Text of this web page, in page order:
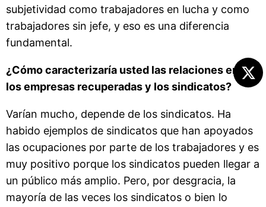
subjetividad como trabajadores en lucha y como
trabajadores sin jefe, y eso es una diferencia
fundamental.
¿Cómo caracterizaría usted las relaciones entre
los empresas recuperadas y los sindicatos?
Varían mucho, depende de los sindicatos. Ha
habido ejemplos de sindicatos que han apoyados
las ocupaciones por parte de los trabajadores y es
muy positivo porque los sindicatos pueden llegar a
un público más amplio. Pero, por desgracia, la
mayoría de las veces los sindicatos o bien lo